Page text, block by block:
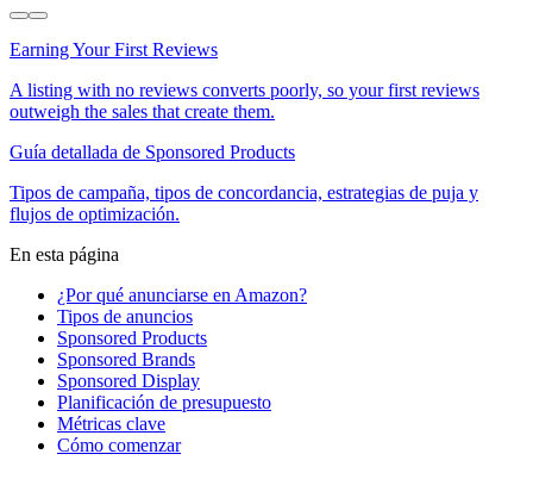
Earning Your First Reviews
A listing with no reviews converts poorly, so your first reviews
outweigh the sales that create them.
Guía detallada de Sponsored Products
Tipos de campaña, tipos de concordancia, estrategias de puja y
flujos de optimización.
En esta página
¿Por qué anunciarse en Amazon?
Tipos de anuncios
Sponsored Products
Sponsored Brands
Sponsored Display
Planificación de presupuesto
Métricas clave
Cómo comenzar